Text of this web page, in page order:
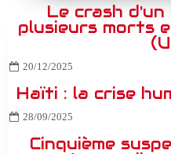
Le crash
plusieurs morts
20/12/2025
Haïti : la crise
28/09/2025
Cinquième